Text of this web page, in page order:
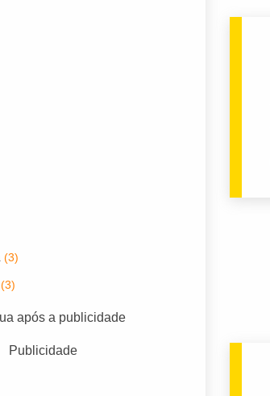
(3)
(3)
após a publicidade
Publicidade